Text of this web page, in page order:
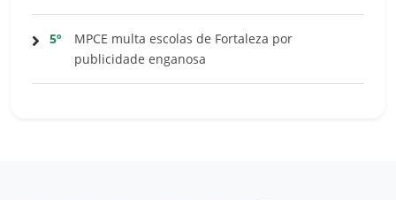
5º
MPCE multa escolas de Fortaleza por
publicidade enganosa